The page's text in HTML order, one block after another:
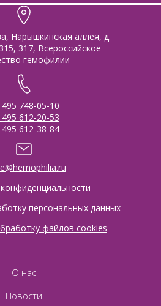
Нарышкинская аллея, д.
317, Всероссийское
гемофилии
748-05-10
612-20-53
495 612-38-84
персональных данных
файлов cookies
О нас
Новости